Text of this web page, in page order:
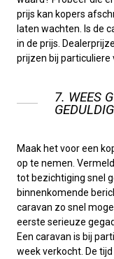
prijs kan kopers
laten wachten. Is de
in de prijs.
prijzen bij particuliere
7. WEES
GEDULDIG
Maak het voor een
op te nemen.
tot bezichtiging snel
binnenkomende
caravan zo snel
eerste serieuze
Een caravan is bij
week verkocht. De